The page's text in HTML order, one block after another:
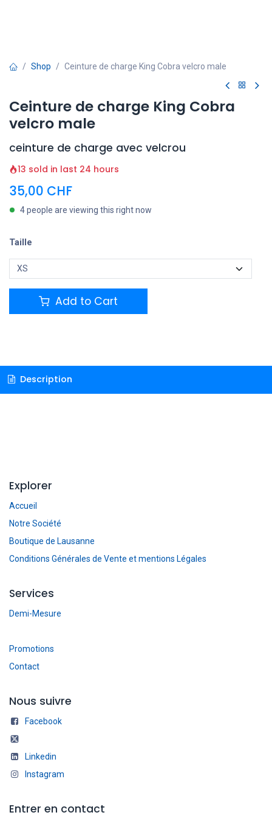
Shop Ceinture de charge King Cobra velcro male
Ceinture de charge King Cobra
velcro male
ceinture de charge avec velcrou
13 sold in last 24 hours
35,00 CHF
4 people are viewing this right now
Taille
Add to Cart
Description
Explorer
Accueil
Notre Société
Boutique de Lausanne
Conditions Générales de Vente et mentions Légales
Services
Demi-Mesure
Promotions
Contact
Nous suivre
Facebook
Linkedin
Instagram
Entrer en contact